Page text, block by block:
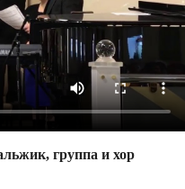
группа и хор